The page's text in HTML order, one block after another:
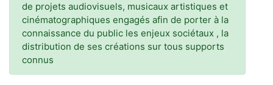
de projets audiovisuels, musicaux artistiques et
cinématographiques engagés afin de porter à la
connaissance du public les enjeux sociétaux , la
distribution de ses créations sur tous supports
connus